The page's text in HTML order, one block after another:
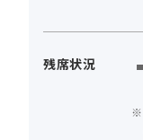
残席状況